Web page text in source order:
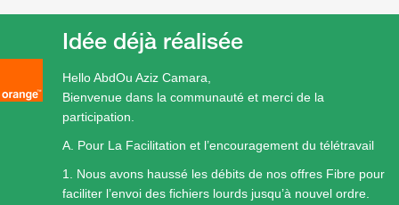
Hello AbdOu Aziz Camara,
Bienvenue dans la communauté et merci de la
participation.
A. Pour La Facilitation et l’encouragement du télétravail
1. Nous avons haussé les débits de nos offres Fibre pour
faciliter l’envoi des fichiers lourds jusqu’à nouvel ordre.
Idée déjà réalisée